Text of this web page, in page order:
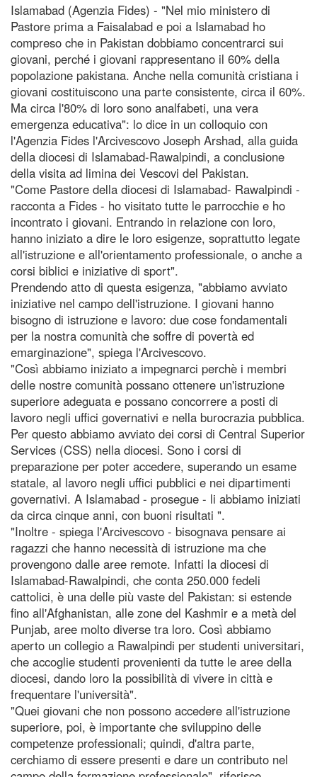
Islamabad (Agenzia Fides) - "Nel mio ministero di
Pastore prima a Faisalabad e poi a Islamabad ho
compreso che in Pakistan dobbiamo concentrarci sui
giovani, perché i giovani rappresentano il 60% della
popolazione pakistana. Anche nella comunità cristiana i
giovani costituiscono una parte consistente, circa il 60%.
Ma circa l'80% di loro sono analfabeti, una vera
emergenza educativa": lo dice in un colloquio con
l'Agenzia Fides l'Arcivescovo Joseph Arshad, alla guida
della diocesi di Islamabad-Rawalpindi, a conclusione
della visita ad limina dei Vescovi del Pakistan.
"Come Pastore della diocesi di Islamabad- Rawalpindi -
racconta a Fides - ho visitato tutte le parrocchie e ho
incontrato i giovani. Entrando in relazione con loro,
hanno iniziato a dire le loro esigenze, soprattutto legate
all'istruzione e all'orientamento professionale, o anche a
corsi biblici e iniziative di sport".
Prendendo atto di questa esigenza, "abbiamo avviato
iniziative nel campo dell'istruzione. I giovani hanno
bisogno di istruzione e lavoro: due cose fondamentali
per la nostra comunità che soffre di povertà ed
emarginazione", spiega l'Arcivescovo.
"Così abbiamo iniziato a impegnarci perchè i membri
delle nostre comunità possano ottenere un'istruzione
superiore adeguata e possano concorrere a posti di
lavoro negli uffici governativi e nella burocrazia pubblica.
Per questo abbiamo avviato dei corsi di Central Superior
Services (CSS) nella diocesi. Sono i corsi di
preparazione per poter accedere, superando un esame
statale, al lavoro negli uffici pubblici e nei dipartimenti
governativi. A Islamabad - prosegue - li abbiamo iniziati
da circa cinque anni, con buoni risultati ".
"Inoltre - spiega l'Arcivescovo - bisognava pensare ai
ragazzi che hanno necessità di istruzione ma che
provengono dalle aree remote. Infatti la diocesi di
Islamabad-Rawalpindi, che conta 250.000 fedeli
cattolici, è una delle più vaste del Pakistan: si estende
fino all'Afghanistan, alle zone del Kashmir e a metà del
Punjab, aree molto diverse tra loro. Così abbiamo
aperto un collegio a Rawalpindi per studenti universitari,
che accoglie studenti provenienti da tutte le aree della
diocesi, dando loro la possibilità di vivere in città e
frequentare l'università".
"Quei giovani che non possono accedere all'istruzione
superiore, poi, è importante che sviluppino delle
competenze professionali; quindi, d'altra parte,
cerchiamo di essere presenti e dare un contributo nel